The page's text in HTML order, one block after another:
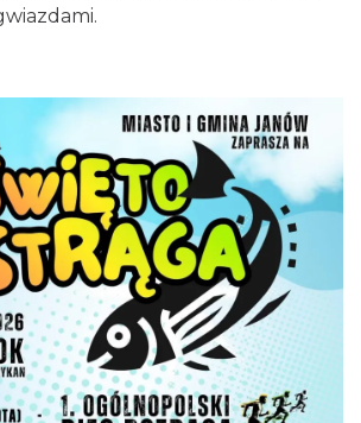
2026-08-16
Ósemka 2026 – bieg
na dystansie 8 km